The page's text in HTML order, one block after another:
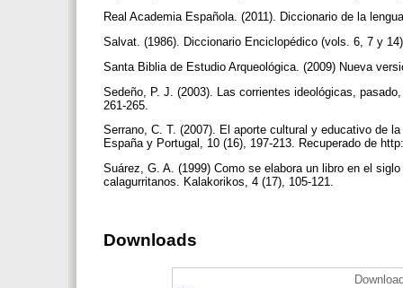
Real Academia Española. (2011). Diccionario de la
Salvat. (1986). Diccionario Enciclopédico (vols. 6, 7 y
Santa Biblia de Estudio Arqueológica. (2009) Nueva
Sedeño, P. J. (2003). Las corrientes ideológicas,
261-265.
Serrano, C. T. (2007). El aporte cultural y educativo de
España y Portugal, 10 (16), 197-213. Recuperado de
Suárez, G. A. (1999) Como se elabora un libro en el
calagurritanos. Kalakorikos, 4 (17), 105-121.
Downloads